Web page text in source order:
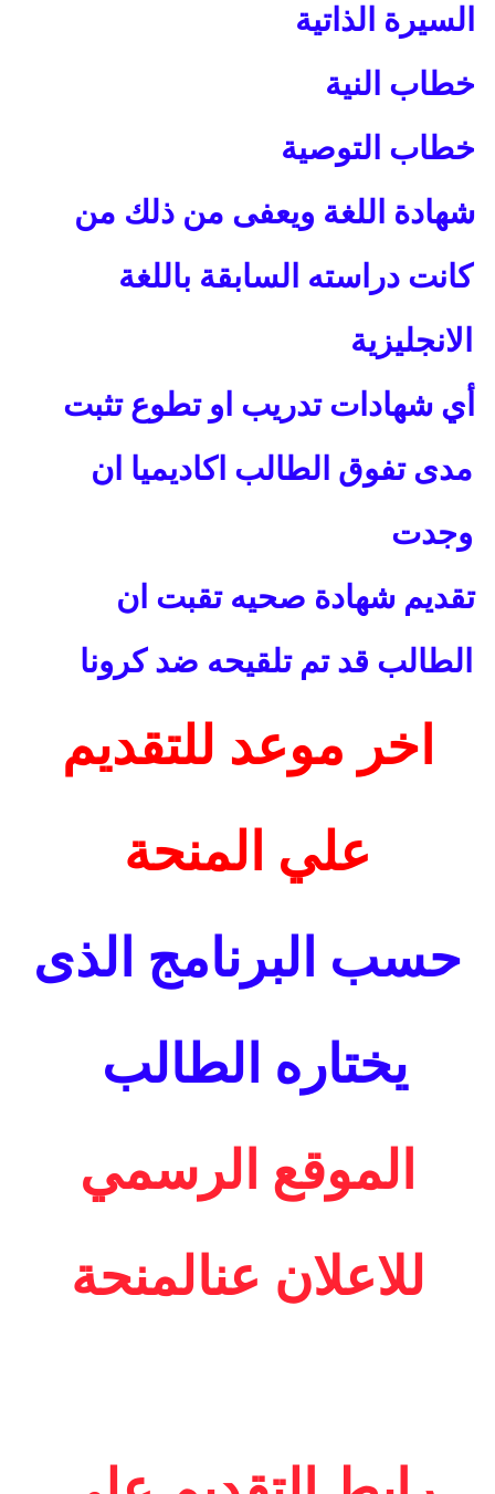
السيرة الذاتية
خطاب النية
خطاب التوصية
شهادة اللغة ويعفى من ذلك من
كانت دراسته السابقة باللغة
الانجليزية
أي شهادات تدريب او تطوع تثبت
مدى تفوق الطالب اكاديميا ان
وجدت
تقديم شهادة صحيه تقبت ان
الطالب قد تم تلقيحه ضد كرونا
اخر موعد للتقديم
علي المنحة
حسب البرنامج الذى
يختاره الطالب
الموقع الرسمي
للاعلان عنالمنحة